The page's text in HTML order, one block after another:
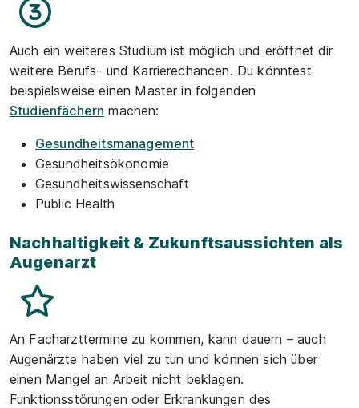
Auch ein weiteres Studium ist möglich und eröffnet dir
weitere Berufs- und Karrierechancen. Du könntest
beispielsweise einen Master in folgenden
Studienfächern machen:
Gesundheitsmanagement
Gesundheitsökonomie
Gesundheitswissenschaft
Public Health
Nachhaltigkeit & Zukunftsaussichten als
Augenarzt
An Facharzttermine zu kommen, kann dauern – auch
Augenärzte haben viel zu tun und können sich über
einen Mangel an Arbeit nicht beklagen.
Funktionsstörungen oder Erkrankungen des